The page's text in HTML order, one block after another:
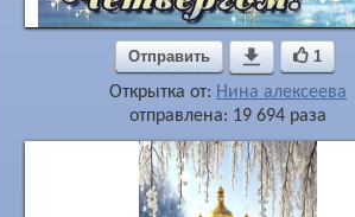
Отправить  1
Открытка от: Нина алексеева
отправлена: 19 694 раза